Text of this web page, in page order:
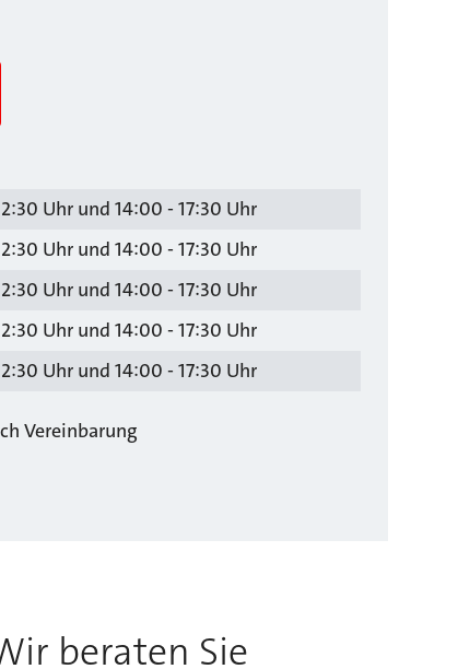
Uhr und 14:00 - 17:30 Uhr
Uhr und 14:00 - 17:30 Uhr
Uhr und 14:00 - 17:30 Uhr
Uhr und 14:00 - 17:30 Uhr
Uhr und 14:00 - 17:30 Uhr
Vereinbarung
beraten Sie